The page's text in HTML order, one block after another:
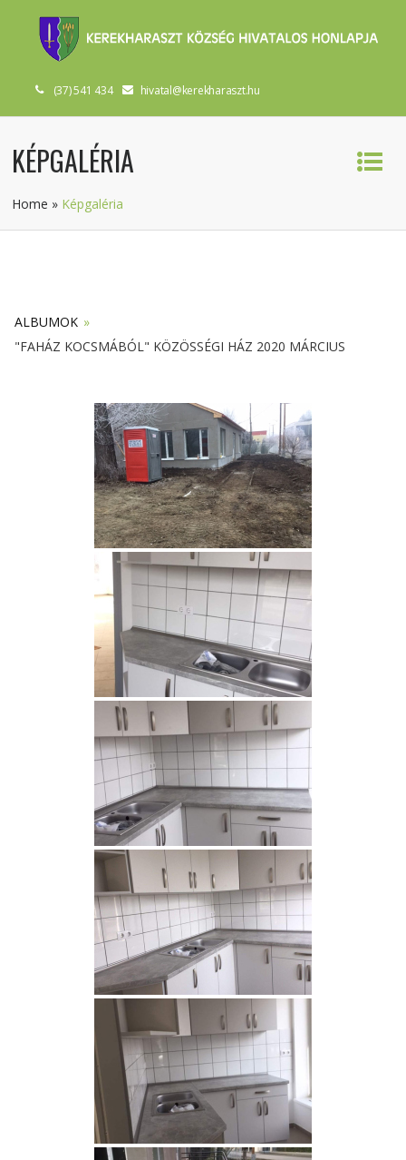
(37) 541 434 hivatal@kerekharaszt.hu
KÉPGALÉRIA
Home » Képgaléria
ALBUMOK »
"FAHÁZ KOCSMÁBÓL" KÖZÖSSÉGI HÁZ 2020 MÁRCIUS